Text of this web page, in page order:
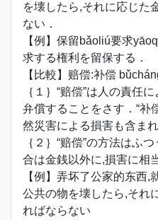
を壊したら,それに応じた
ない．
【例】保留bǎoliú要求
求する権利を留保する．
【比較】赔偿:补偿
｛１｝“赔偿”は人の責任
弁償することをさす．“补
然災害による損害も含まれ
｛２｝“赔偿”の方法はふ
合は金銭以外に,損害に相
【例】弄坏了公家的东西,
公共の物を壊したら,それ
ればならない